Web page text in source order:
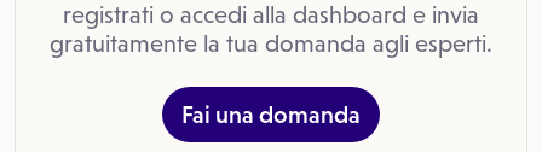
registrati o accedi alla dashboard e invia
gratuitamente la tua domanda agli esperti.
Fai una domanda